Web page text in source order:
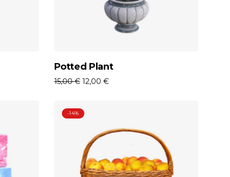
Aggiungi Al Carrello
Potted Plant
15,00€ 12,00 €
-14%